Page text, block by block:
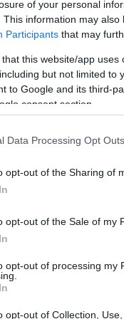
of your personal
This information may
Participants that may
that this website/app
but not limited to
to Google and its third-
consent section.
Data Processing Opt Outs
opt-out of the Sharing of
opt-out of the Sale of my
opt-out of processing my
opt-out of Collection,
articoli in
di
professionisti e
libero, avere
preferiti in